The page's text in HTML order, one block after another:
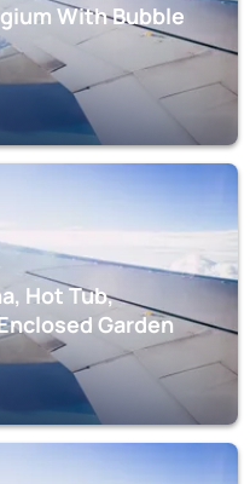
With Bubble
Hot Tub,
Garden